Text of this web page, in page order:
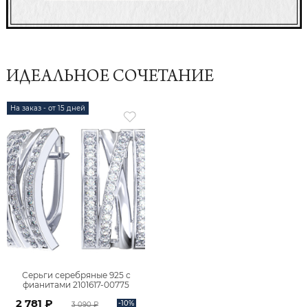
ИДЕАЛЬНОЕ СОЧЕТАНИЕ
На заказ - от 15 дней
Серьги серебряные 925 с
фианитами 2101617-00775
2 781 ₽ 3 090 ₽ -10%